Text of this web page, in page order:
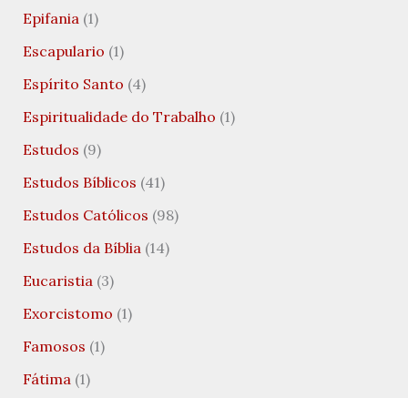
Epifania(1)
Escapulario (1)
Espírito Santo (4)
Espiritualidade do Trabalho (1)
Estudos (9)
Estudos Bíblicos (41)
Estudos Católicos (98)
Estudos da Bíblia(14)
Eucaristia(3)
Exorcistomo (1)
Famosos (1)
Fátima(1)